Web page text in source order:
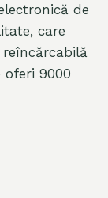
de
care
oferi 9000